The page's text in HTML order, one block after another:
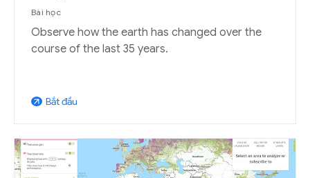
Bài học
Observe how the earth has changed over the
course of the last 35 years.
arrow_outward Bắt đầu